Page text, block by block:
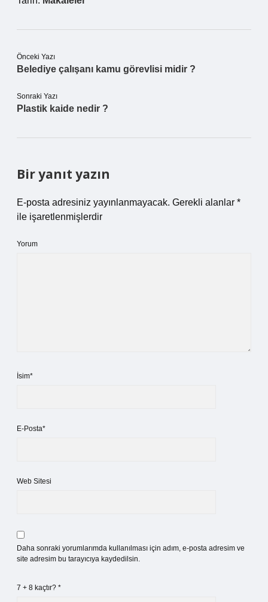
Önceki Yazı
Belediye çalışanı kamu görevlisi midir ?
Sonraki Yazı
Plastik kaide nedir ?
Bir yanıt yazın
E-posta adresiniz yayınlanmayacak. Gerekli alanlar *
ile işaretlenmişlerdir
Yorum
İsim*
E-Posta*
Web Sitesi
Daha sonraki yorumlarımda kullanılması için adım, e-posta adresim ve
site adresim bu tarayıcıya kaydedilsin.
7 + 8 kaçtır? *